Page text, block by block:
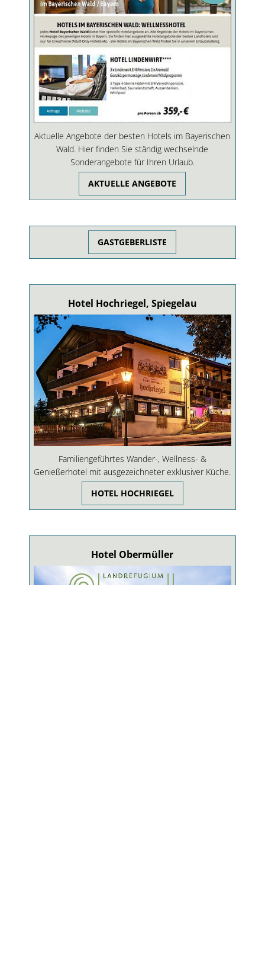
Aktuelle Angebote der besten Hotels im Bayerischen
Wald. Hier finden Sie ständig wechselnde
Sonderangebote für Ihren Urlaub.
AKTUELLE ANGEBOTE
GASTGEBERLISTE
Hotel Hochriegel, Spiegelau
Familiengeführtes Wander-, Wellness- &
Genießerhotel mit ausgezeichneter exklusiver Küche.
HOTEL HOCHRIEGEL
Hotel Obermüller